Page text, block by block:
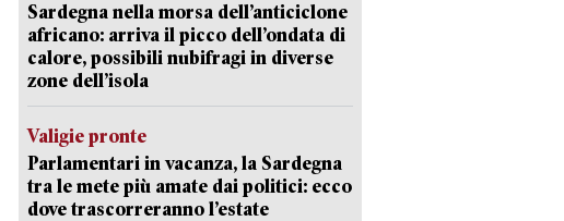
Sardegna nella morsa dell’anticiclone
africano: arriva il picco dell’ondata di
calore, possibili nubifragi in diverse
zone dell’isola
Valigie pronte
Parlamentari in vacanza, la Sardegna
tra le mete più amate dai politici: ecco
dove trascorreranno l’estate